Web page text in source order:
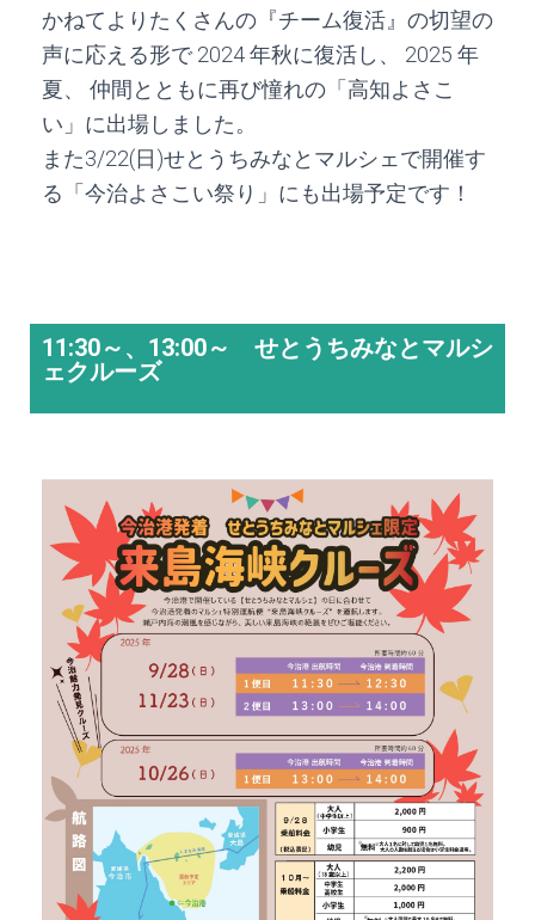
かねてよりたくさんの『チーム復活』の切望の
声に応える形で 2024 年秋に復活し、 2025 年
夏、 仲間とともに再び憧れの「高知よさこ
い」に出場しました。
また3/22(日)せとうちみなとマルシェで開催す
る「今治よさこい祭り」にも出場予定です！
11:30～、13:00～ せとうちみなとマルシ
ェクルーズ